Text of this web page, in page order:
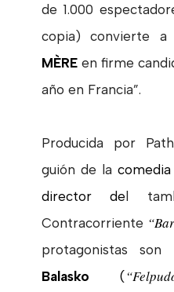
de 1.000
copia) convierte a
MÈRE en firme
año en Francia”.
Producida por
guión de la comedia
director del
Contracorriente
protagonistas son
Balasko (